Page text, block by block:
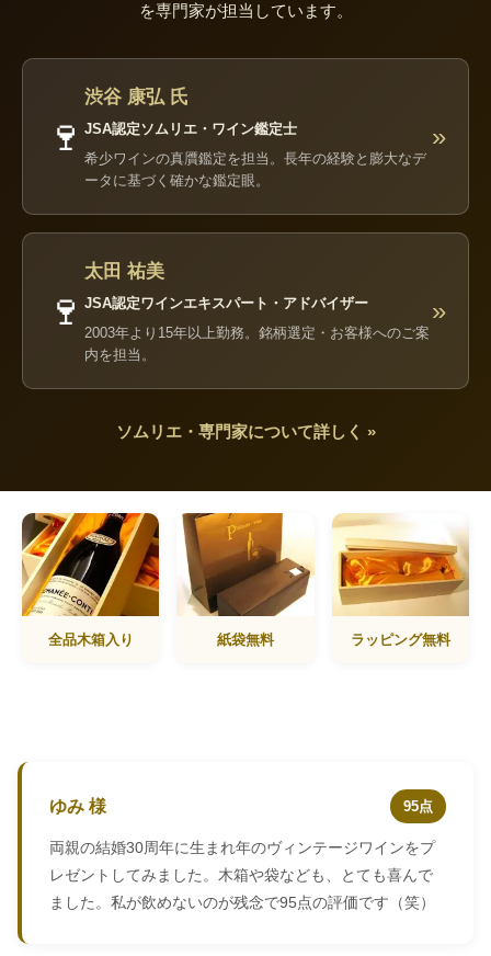
を専門家が担当しています。
🍷
渋谷 康弘 氏
JSA認定ソムリエ・ワイン鑑定士
希少ワインの真贋鑑定を担当。長年の経験と膨大なデ
ータに基づく確かな鑑定眼。
»
🍷
太田 祐美
JSA認定ワインエキスパート・アドバイザー
2003年より15年以上勤務。銘柄選定・お客様へのご案
内を担当。
»
ソムリエ・専門家について詳しく »
全品木箱入り 紙袋無料 ラッピング無料
ゆみ 様 95点
両親の結婚30周年に生まれ年のヴィンテージワインをプ
レゼントしてみました。木箱や袋なども、とても喜んで
ました。私が飲めないのが残念で95点の評価です（笑）